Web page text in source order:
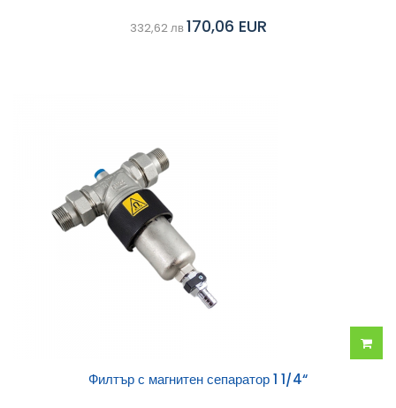
332,62 лв170,06 EUR
Филтър с магнитен сепаратор 1 1/4“